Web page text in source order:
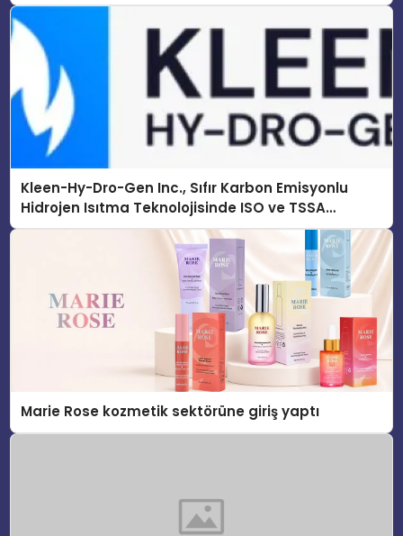
Kleen-Hy-Dro-Gen Inc., Sıfır Karbon Emisyonlu
Hidrojen Isıtma Teknolojisinde ISO ve TSSA
Düzenleyici Onaylarını Aldı
Marie Rose kozmetik sektörüne giriş yaptı